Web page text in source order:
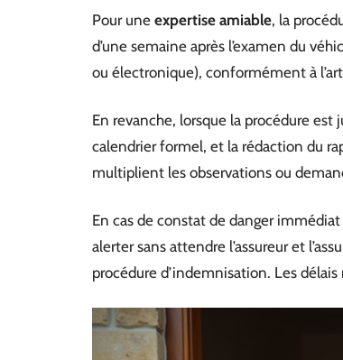
Pour une expertise amiable, la
d’une semaine après l’examen du
ou électronique), conformément à
En revanche, lorsque la procédure est
calendrier formel, et la rédaction du
multiplient les observations ou
En cas de constat de danger
alerter sans attendre l’assureur et
procédure d’indemnisation. Les